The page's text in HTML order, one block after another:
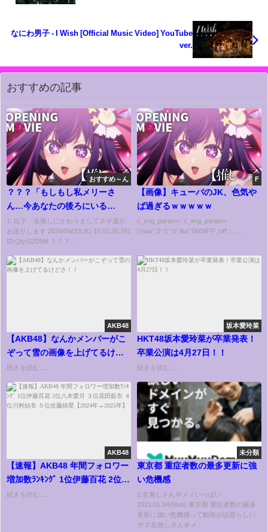
なにわ男子 - I Wish [Official Music Video] YouTube
ver.
おすすめの記事
おすすめ～ん
？？？「もしもし私メリーさ
ん…今あなたの後ろにいる
の…」ガチャ 俺「！？」
1: 以下、名無しにかわりましてネギ速が
お送りします 2020/09/30(水) 15:01:26.761
ID:QtyiS2D5M ？？？...
F
【画像】キューバのJK、色気や
ば過ぎるｗｗｗｗｗ
c_img_param=; c_img_param=
['max','3','1','0','list','0009FF','off','…....
AKB48
【AKB48】なんかメンバーがこ
ぞって雪の画像を上げてるけど
さ！！
続きを読む......
坂本愛玲菜
HKT48坂本愛玲菜が卒業発表！
卒業公演は4月27日！！
続きを読む......
AKB48
【速報】AKB48 年間フォロワー
増加数ﾗﾝｷﾝｸﾞ 1位伊藤百花 2位八
木愛月 ３位花田藍衣 ４位川村結
続きを読む......
未分類
東京都 重症者数の最多更新に強
い危機感
1:名無しさん＠メイいっぱい
2021.01.04(Mon) 東京都 重症者数の最多
更新に強い危機感って動画が話題らしい
ぞ 2:名無しさん＠メ...